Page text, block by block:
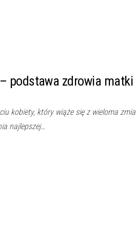
podstawa zdrowia
kobiety, który wiąże się z wieloma
najlepszej…